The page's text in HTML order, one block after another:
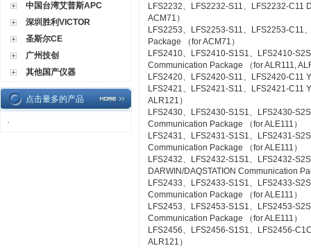
中国台湾艾普斯APC
深圳胜利VICTOR
圣斯尔CE
广州技创
其他国产仪器
点击量多的产品
·
LFS2232、LFS2232-S11、LFS2232-C11
ACM71）
LFS2253、LFS2253-S11、LFS2253-C11
Package （for ACM71）
LFS2410、LFS2410-S1S1、LFS2410-
Communication Package （for ALR111,
LFS2420、LFS2420-S11、LFS2420-C11
LFS2421、LFS2421-S11、LFS2421-C11
ALR121）
LFS2430、LFS2430-S1S1、LFS2430-
Communication Package （for ALE111）
LFS2431、LFS2431-S1S1、LFS2431-
Communication Package （for ALE111）
LFS2432、LFS2432-S1S1、LFS2432-
DARWIN/DAQSTATION Communication
LFS2433、LFS2433-S1S1、LFS2433-
Communication Package （for ALE111）
LFS2453、LFS2453-S1S1、LFS2453-
Communication Package （for ALE111）
LFS2456、LFS2456-S1S1、LFS2456-
ALR121）